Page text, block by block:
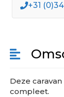
+31
Deze
compleet.